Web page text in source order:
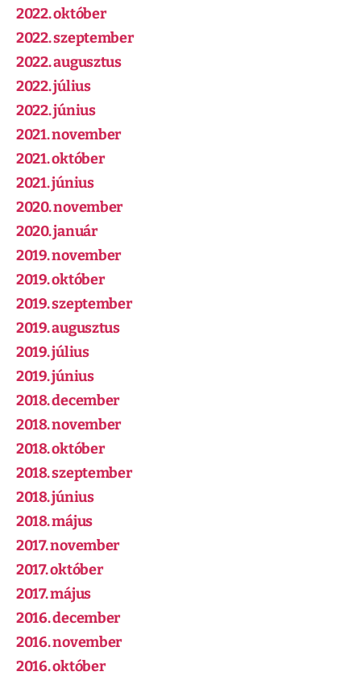
2022. október
2022. szeptember
2022. augusztus
2022. július
2022. június
2021. november
2021. október
2021. június
2020. november
2020. január
2019. november
2019. október
2019. szeptember
2019. augusztus
2019. július
2019. június
2018. december
2018. november
2018. október
2018. szeptember
2018. június
2018. május
2017. november
2017. október
2017. május
2016. december
2016. november
2016. október